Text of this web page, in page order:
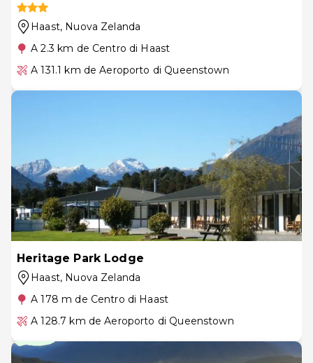
Haast, Nuova Zelanda
A 2.3 km de Centro di Haast
A 131.1 km de Aeroporto di Queenstown
Heritage Park Lodge
Haast, Nuova Zelanda
A 178 m de Centro di Haast
A 128.7 km de Aeroporto di Queenstown